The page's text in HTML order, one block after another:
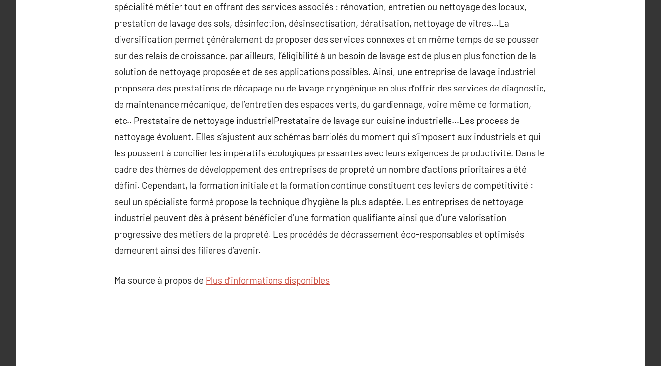
spécialité métier tout en offrant des services associés : rénovation, entretien ou nettoyage des locaux,
prestation de lavage des sols, désinfection, désinsectisation, dératisation, nettoyage de vitres…La
diversification permet généralement de proposer des services connexes et en même temps de se pousser
sur des relais de croissance. par ailleurs, l’éligibilité à un besoin de lavage est de plus en plus fonction de la
solution de nettoyage proposée et de ses applications possibles. Ainsi, une entreprise de lavage industriel
proposera des prestations de décapage ou de lavage cryogénique en plus d’offrir des services de diagnostic,
de maintenance mécanique, de l’entretien des espaces verts, du gardiennage, voire même de formation,
etc.. Prestataire de nettoyage industrielPrestataire de lavage sur cuisine industrielle…Les process de
nettoyage évoluent. Elles s’ajustent aux schémas barriolés du moment qui s’imposent aux industriels et qui
les poussent à concilier les impératifs écologiques pressantes avec leurs exigences de productivité. Dans le
cadre des thèmes de développement des entreprises de propreté un nombre d’actions prioritaires a été
défini. Cependant, la formation initiale et la formation continue constituent des leviers de compétitivité :
seul un spécialiste formé propose la technique d’hygiène la plus adaptée. Les entreprises de nettoyage
industriel peuvent dès à présent bénéficier d’une formation qualifiante ainsi que d’une valorisation
progressive des métiers de la propreté. Les procédés de décrassement éco-responsables et optimisés
demeurent ainsi des filières d’avenir.
Ma source à propos de Plus d’informations disponibles